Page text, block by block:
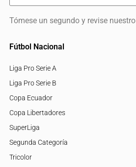
Tómese un segundo y revise nuestro
Fútbol Nacional
Liga Pro Serie A
Liga Pro Serie B
Copa Ecuador
Copa Libertadores
SuperLiga
Segunda Categoría
Tricolor